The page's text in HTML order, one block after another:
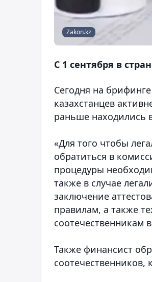
Zakon.kz
С 1 сентября в
Сегодня на
казахстанцев
раньше находились
«Для того чтобы
обратиться в
процедуры
также в случае
заключение
правилам, а также
соотечественникам
Также финансист
соотечественников,